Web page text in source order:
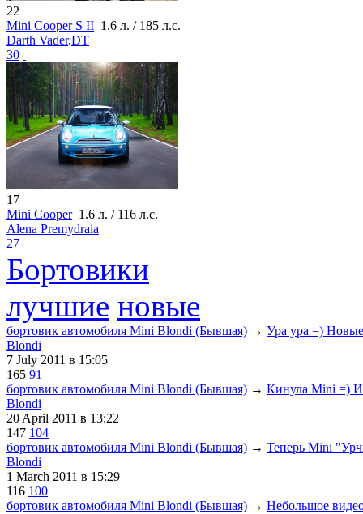
22
Mini Cooper S II 1.6 л. / 185 л.с.
Darth Vader.DT
30
17
Mini Cooper 1.6 л. / 116 л.с.
Alena Premydraia
27
Бортовики
лучшие новые
бортовик автомобиля Mini Blondi (Бывшая) → Ура ура =)
Blondi
7 July 2011 в 15:05
165 91
бортовик автомобиля Mini Blondi (Бывшая) → Кинула Mini =) И
Blondi
20 April 2011 в 13:22
147 104
бортовик автомобиля Mini Blondi (Бывшая) → Теперь Mini
Blondi
1 March 2011 в 15:29
116 100
бортовик автомобиля Mini Blondi (Бывшая) → Небольшое